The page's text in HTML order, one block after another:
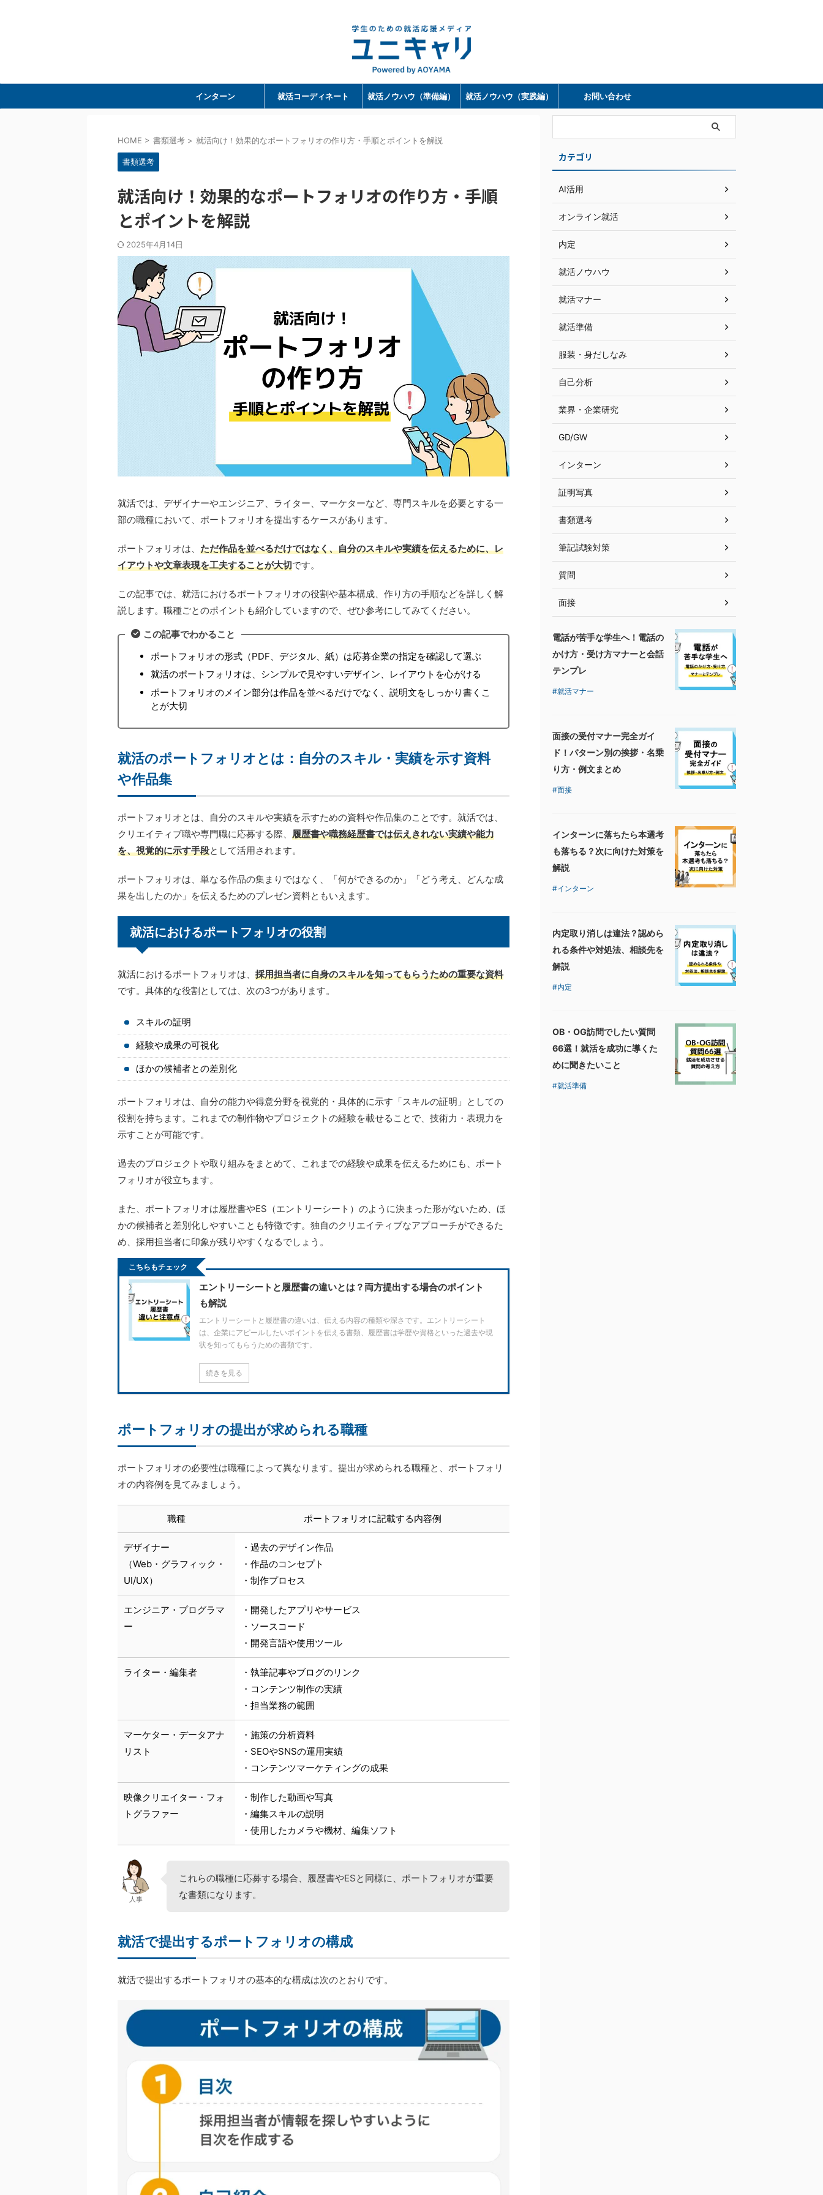
インターン 就活コーディネート 就活ノウハウ（準備編） 就活ノウハウ（実践編） お問い合わせ
HOME > 書類選考 > 就活向け！効果的なポートフォリオの作り方・手順とポイントを解説
書類選考
就活向け！効果的なポートフォリオの作り方・手順
とポイントを解説
2025年4月14日
就活では、デザイナーやエンジニア、ライター、マーケターなど、専門スキルを必要とする一
部の職種において、ポートフォリオを提出するケースがあります。
ポートフォリオは、 ただ作品を並べるだけではなく、自分のスキルや実績を伝えるために、レ
イアウトや文章表現を工夫することが大切です。
この記事では、就活におけるポートフォリオの役割や基本構成、作り方の手順などを詳しく解
説します。職種ごとのポイントも紹介していますので、ぜひ参考にしてみてください。
この記事でわかること
ポートフォリオの形式（PDF、デジタル、紙）は応募企業の指定を確認して選ぶ
就活のポートフォリオは、シンプルで見やすいデザイン、レイアウトを心がける
ポートフォリオのメイン部分は作品を並べるだけでなく、説明文をしっかり書くこ
とが大切
就活のポートフォリオとは：自分のスキル・実績を示す資料
や作品集
ポートフォリオとは、自分のスキルや実績を示すための資料や作品集のことです。就活では、
クリエイティブ職や専門職に応募する際、 履歴書や職務経歴書では伝えきれない実績や能力
を、視覚的に示す手段として活用されます。
ポートフォリオは、単なる作品の集まりではなく、「何ができるのか」「どう考え、どんな成
果を出したのか」を伝えるためのプレゼン資料ともいえます。
就活におけるポートフォリオの役割
就活におけるポートフォリオは、 採用担当者に自身のスキルを知ってもらうための重要な資料
です。具体的な役割としては、次の3つがあります。
スキルの証明
経験や成果の可視化
ほかの候補者との差別化
ポートフォリオは、自分の能力や得意分野を視覚的・具体的に示す「スキルの証明」としての
役割を持ちます。これまでの制作物やプロジェクトの経験を載せることで、技術力・表現力を
示すことが可能です。
過去のプロジェクトや取り組みをまとめて、これまでの経験や成果を伝えるためにも、ポート
フォリオが役立ちます。
また、ポートフォリオは履歴書やES（エントリーシート）のように決まった形がないため、ほ
かの候補者と差別化しやすいことも特徴です。独自のクリエイティブなアプローチができるた
め、採用担当者に印象が残りやすくなるでしょう。
こちらもチェック
エントリーシートと履歴書の違いとは？両方提出する場合のポイント
も解説
エントリーシートと履歴書の違いは、伝える内容の種類や深さです。エントリーシート
は、企業にアピールしたいポイントを伝える書類、履歴書は学歴や資格といった過去や現
状を知ってもらうための書類です。
続きを見る
ポートフォリオの提出が求められる職種
ポートフォリオの必要性は職種によって異なります。提出が求められる職種と、ポートフォリ
オの内容例を見てみましょう。
職種 ポートフォリオに記載する内容例
デザイナー
（Web・グラフィック・
UI/UX）
・過去のデザイン作品
・作品のコンセプト
・制作プロセス
エンジニア・プログラマ
ー
・開発したアプリやサービス
・ソースコード
・開発言語や使用ツール
ライター・編集者
・執筆記事やブログのリンク
・コンテンツ制作の実績
・担当業務の範囲
マーケター・データアナ
リスト
・施策の分析資料
・SEOやSNSの運用実績
・コンテンツマーケティングの成果
映像クリエイター・フォ
トグラファー
・制作した動画や写真
・編集スキルの説明
・使用したカメラや機材、編集ソフト
人事
これらの職種に応募する場合、履歴書やESと同様に、ポートフォリオが重要
な書類になります。
就活で提出するポートフォリオの構成
就活で提出するポートフォリオの基本的な構成は次のとおりです。
カテゴリ
AI活用
オンライン就活
内定
就活ノウハウ
就活マナー
就活準備
服装・身だしなみ
自己分析
業界・企業研究
GD/GW
インターン
証明写真
書類選考
筆記試験対策
質問
面接
電話が苦手な学生へ！電話の
かけ方・受け方マナーと会話
テンプレ
就活マナー
面接の受付マナー完全ガイ
ド！パターン別の挨拶・名乗
り方・例文まとめ
面接
インターンに落ちたら本選考
も落ちる？次に向けた対策を
解説
インターン
内定取り消しは違法？認めら
れる条件や対処法、相談先を
解説
内定
OB・OG訪問でしたい質問
66選！就活を成功に導くた
めに聞きたいこと
就活準備